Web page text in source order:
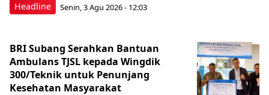
Headline Senin, 3 Agu 2026 - 12:03
BRI Subang Serahkan Bantuan
Ambulans TJSL kepada Wingdik
300/Teknik untuk Penunjang
Kesehatan Masyarakat ​